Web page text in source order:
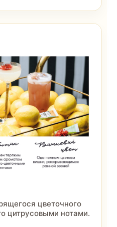
цветочного
цитрусовыми нотами.